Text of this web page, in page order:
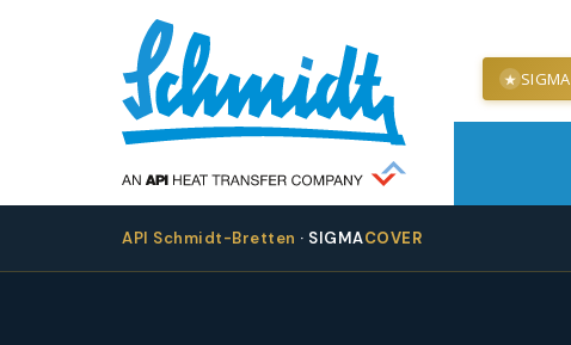
★ SIGMA
API Schmidt-Bretten · SIGMACOVER